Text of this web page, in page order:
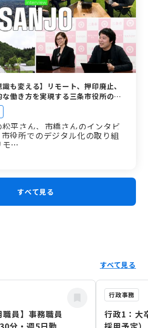
識も変える】リモート、押印廃止、
働き方を実現する三条市役所の取
平さん、市橋さんのインタビ
役所でのデジタル化の取り組
モ…
すべて見る
すべて見る
職員】事務職員
行政事務
行政1：大